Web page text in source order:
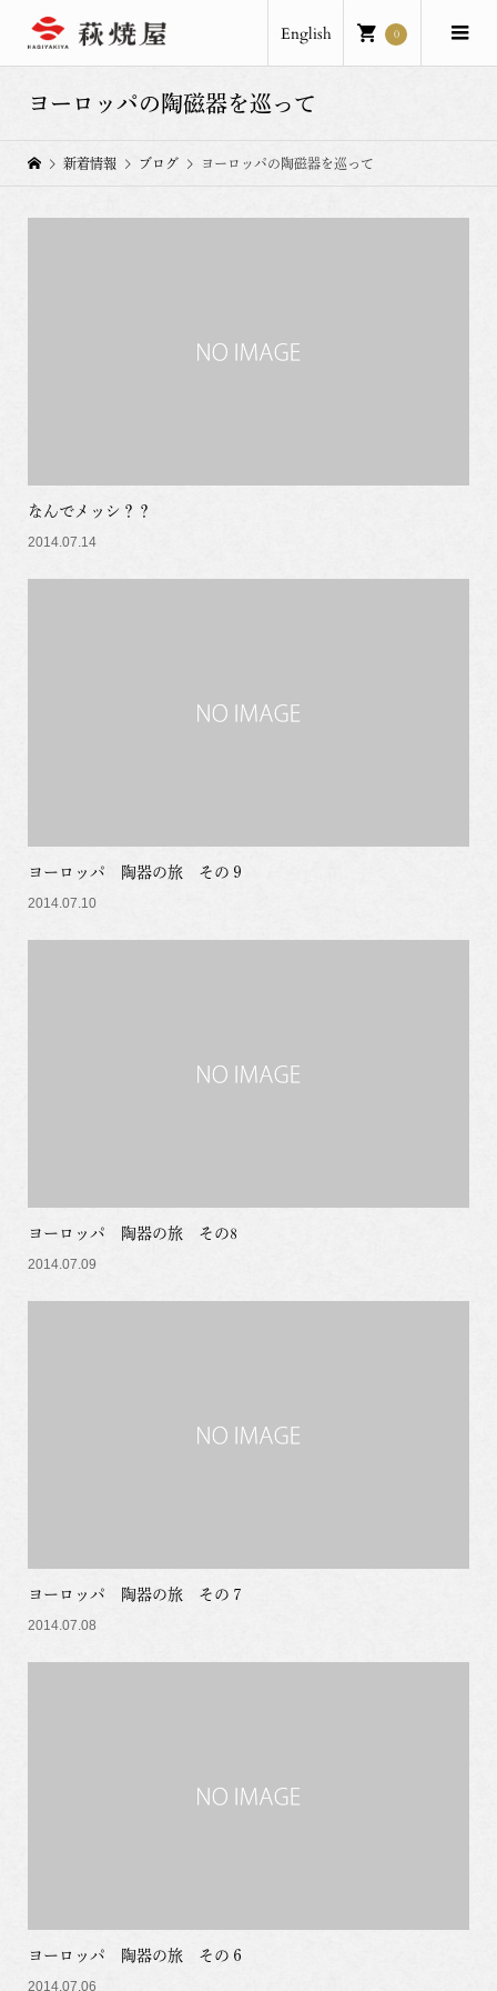
English 0
ヨーロッパの陶磁器を巡って
新着情報 ブログ ヨーロッパの陶磁器を巡って
なんでメッシ？？
2014.07.14
ヨーロッパ 陶器の旅 その９
2014.07.10
ヨーロッパ 陶器の旅 その8
2014.07.09
ヨーロッパ 陶器の旅 その７
2014.07.08
ヨーロッパ 陶器の旅 その６
2014.07.06